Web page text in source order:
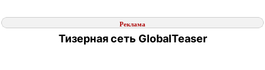
Реклама
Тизерная сеть GlobalTeaser